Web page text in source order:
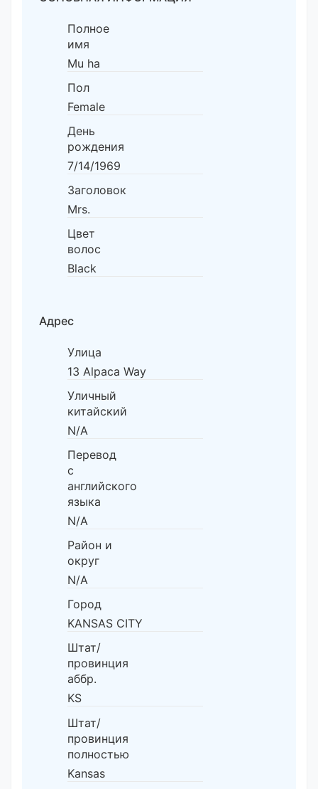
Полное
имя
Mu ha
Пол
Female
День
рождения
7/14/1969
Заголовок
Mrs.
Цвет
волос
Black
Адрес
Улица
13 Alpaca Way
Уличный
китайский
N/A
Перевод
с
английского
языка
N/A
Район и
округ
N/A
Город
KANSAS CITY
Штат/
провинция
аббр.
KS
Штат/
провинция
полностью
Kansas